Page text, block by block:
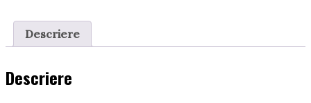
Descriere
Descriere